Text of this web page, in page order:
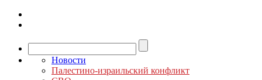
Новости
Палестино-израильский конфликт